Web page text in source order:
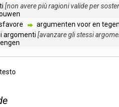
[non averepiùragionivalideper
argumenten vooren
argomenti [avanzareglistessi